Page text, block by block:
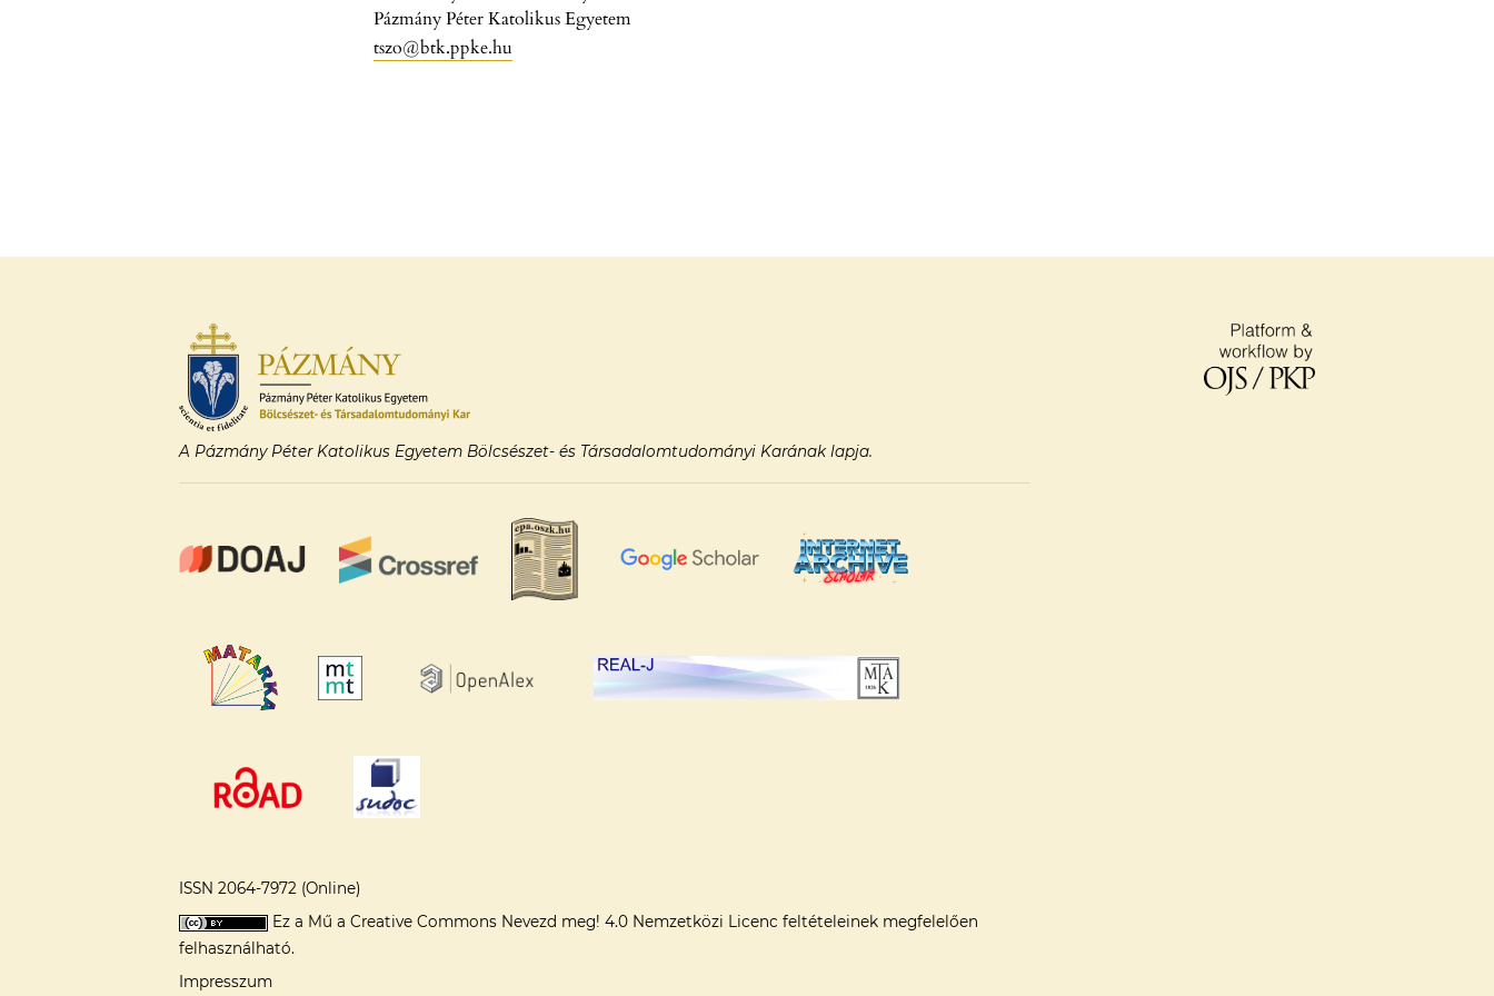
Pázmány Péter Katolikus Egyetem
tszo@btk.ppke.hu
A Pázmány Péter Katolikus Egyetem Bölcsészet- és Társadalomtudományi Karának lapja.
ISSN 2064-7972 (Online)
Ez a Mű aCreative Commons Nevezd meg! 4.0 Nemzetközi Licenc feltételeinek megfelelően
felhasználható.
Impresszum